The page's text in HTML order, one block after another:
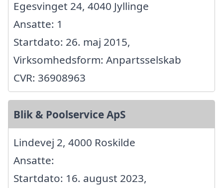
Egesvinget 24, 4040 Jyllinge
Ansatte: 1
Startdato: 26. maj 2015,
Virksomhedsform: Anpartsselskab
CVR: 36908963
Blik & Poolservice ApS
Lindevej 2, 4000 Roskilde
Ansatte:
Startdato: 16. august 2023,